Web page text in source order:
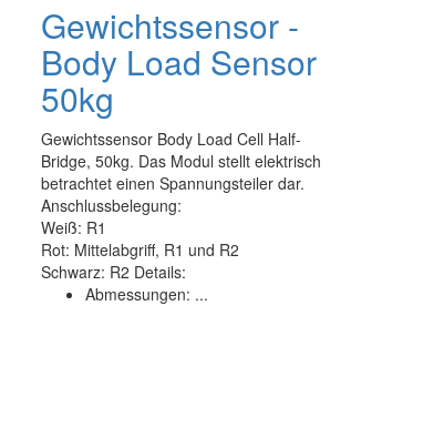
Gewichtssensor -
Body Load Sensor
50kg
Gewichtssensor Body Load Cell Half-
Bridge, 50kg. Das Modul stellt elektrisch
betrachtet einen Spannungsteiler dar.
Anschlussbelegung:
Weiß: R1
Rot: Mittelabgriff, R1 und R2
Schwarz: R2 Details:
Abmessungen: ...